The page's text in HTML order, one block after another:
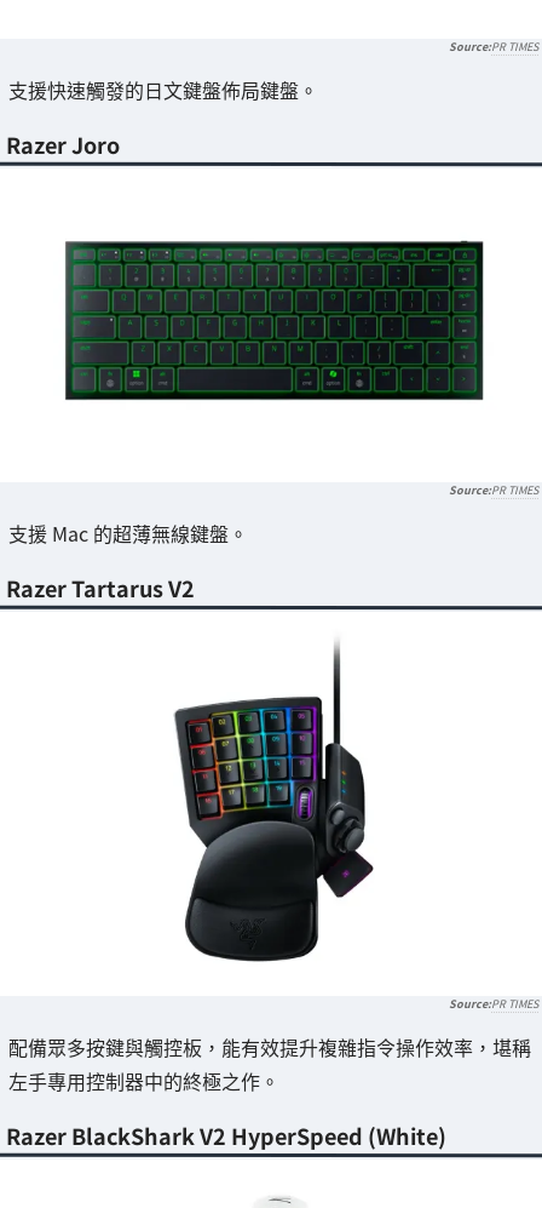
PR TIMES
支援快速觸發的日文鍵盤佈局鍵盤。
Razer Joro
PR TIMES
支援 Mac 的超薄無線鍵盤。
Razer Tartarus V2
PR TIMES
配備眾多按鍵與觸控板，能有效提升複雜指令操作效率，堪稱
左手專用控制器中的終極之作。
Razer BlackShark V2 HyperSpeed (White)